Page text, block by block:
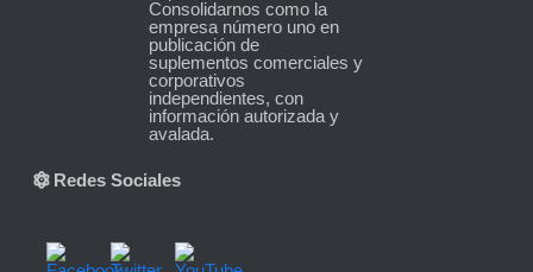
Consolidarnos como la
empresa número uno en
publicación de
suplementos comerciales y
corporativos
independientes, con
información autorizada y
avalada.
Redes Sociales